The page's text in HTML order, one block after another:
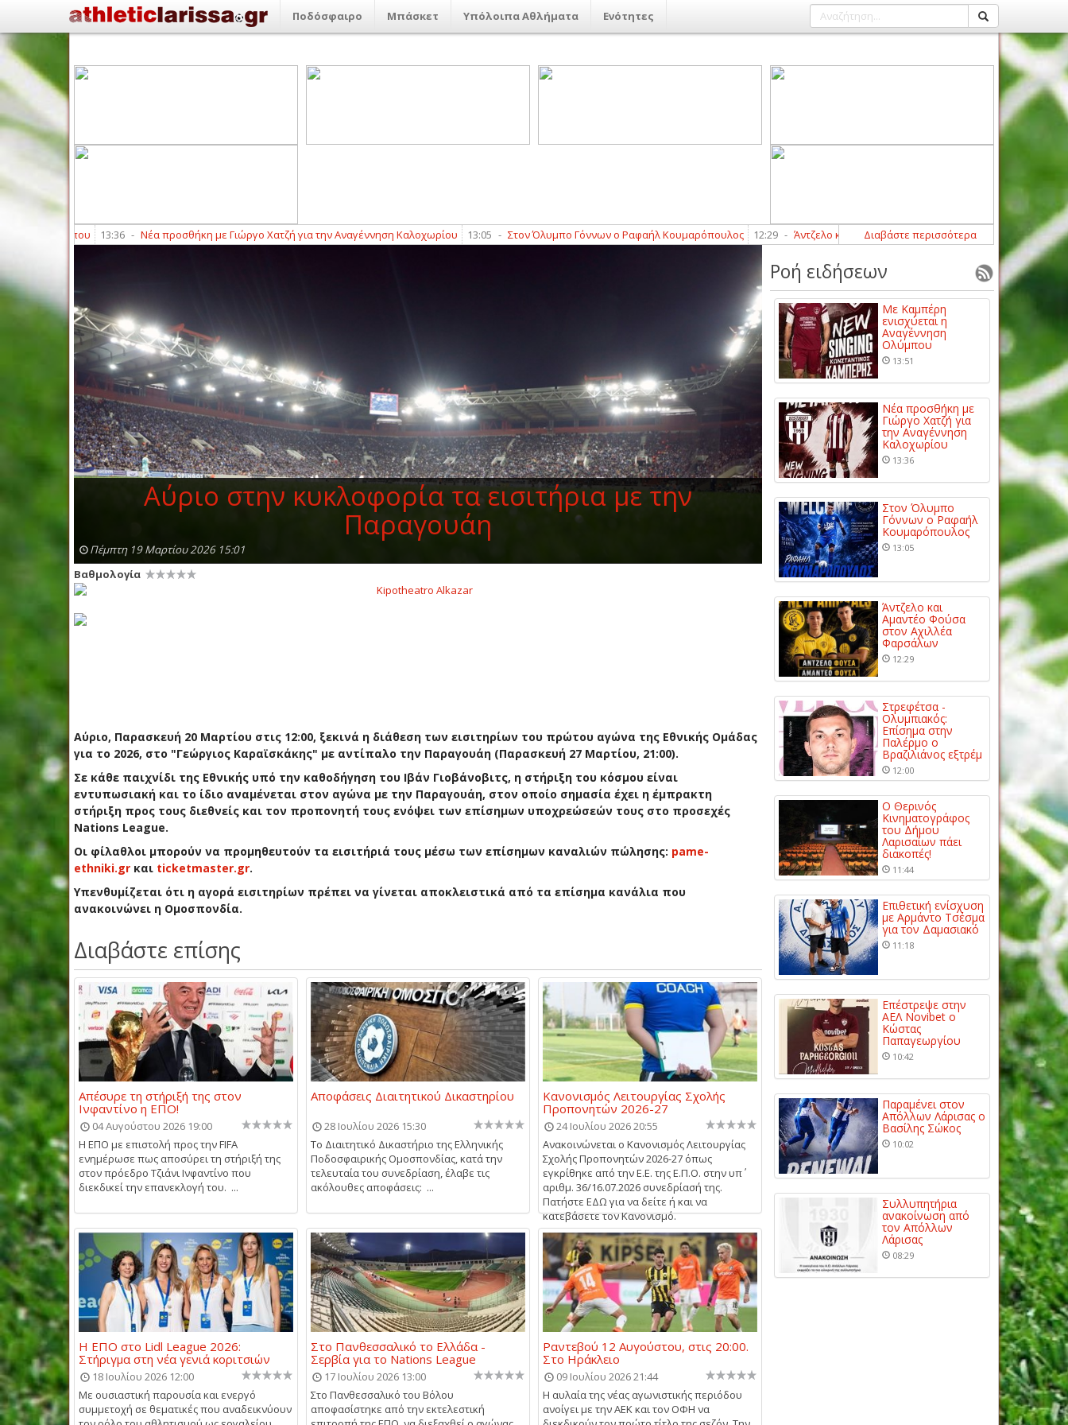
Ποδόσφαιρο Μπάσκετ Υπόλοιπα Αθλήματα Ενότητες
13:36 Νέα προσθήκη με Γιώργο Χατζή για την Αναγέννηση Καλοχωρίου 13:05 Στον Όλυμπο Γόννων ο Ραφαήλ Κουμαρόπουλος 12:29 Άντζελο και Αμαντέο Φούσα στον Αχιλλέα Φαρσάλων 12:00 -
Διαβάστε περισσότερα
Αύριο στην κυκλοφορία τα εισιτήρια με την
Παραγουάη
Πέμπτη 19 Μαρτίου 2026 15:01
Βαθμολογία
Αύριο, Παρασκευή 20 Μαρτίου στις 12:00, ξεκινά η διάθεση των εισιτηρίων του πρώτου αγώνα της Εθνικής Ομάδας
για το 2026, στο "Γεώργιος Καραϊσκάκης" με αντίπαλο την Παραγουάη (Παρασκευή 27 Μαρτίου, 21:00).
Σε κάθε παιχνίδι της Εθνικής υπό την καθοδήγηση του Ιβάν Γιοβάνοβιτς, η στήριξη του κόσμου είναι
εντυπωσιακή και το ίδιο αναμένεται στον αγώνα με την Παραγουάη, στον οποίο σημασία έχει η έμπρακτη
στήριξη προς τους διεθνείς και τον προπονητή τους ενόψει των επίσημων υποχρεώσεών τους στο προσεχές
Nations League.
Οι φίλαθλοι μπορούν να προμηθευτούν τα εισιτήριά τους μέσω των επίσημων καναλιών πώλησης: pame-
ethniki.gr και ticketmaster.gr.
Υπενθυμίζεται ότι η αγορά εισιτηρίων πρέπει να γίνεται αποκλειστικά από τα επίσημα κανάλια που
ανακοινώνει η Ομοσπονδία.
Διαβάστε επίσης
Απέσυρε τη στήριξή της στον
Ινφαντίνο η ΕΠΟ!
04 Αυγούστου 2026 19:00
Η ΕΠΟ με επιστολή προς την FIFA
ενημέρωσε πως αποσύρει τη στήριξή της
στον πρόεδρο Τζιάνι Ινφαντίνο που
διεκδικεί την επανεκλογή του. ...
Αποφάσεις Διαιτητικού Δικαστηρίου
28 Ιουλίου 2026 15:30
Το Διαιτητικό Δικαστήριο της Ελληνικής
Ποδοσφαιρικής Ομοσπονδίας, κατά την
τελευταία του συνεδρίαση, έλαβε τις
ακόλουθες αποφάσεις: ...
Κανονισμός Λειτουργίας Σχολής
Προπονητών 2026-27
24 Ιουλίου 2026 20:55
Ανακοινώνεται ο Κανονισμός Λειτουργίας
Σχολής Προπονητών 2026-27 όπως
εγκρίθηκε από την Ε.Ε. της Ε.Π.Ο. στην υπ΄
αριθμ. 36/16.07.2026 συνεδρίασή της.
Πατήστε ΕΔΩ για να δείτε ή και να
κατεβάσετε τον Κανονισμό.
Η ΕΠΟ στο Lidl League 2026:
Στήριγμα στη νέα γενιά κοριτσιών
18 Ιουλίου 2026 12:00
Με ουσιαστική παρουσία και ενεργό
συμμετοχή σε θεματικές που αναδεικνύουν
Στο Πανθεσσαλικό το Ελλάδα -
Σερβία για το Nations League
17 Ιουλίου 2026 13:00
Στο Πανθεσσαλικό του Βόλου
αποφασίστηκε από την εκτελεστική
Ραντεβού 12 Αυγούστου, στις 20:00.
Στο Ηράκλειο
09 Ιουλίου 2026 21:44
Η αυλαία της νέας αγωνιστικής περιόδου
ανοίγει με την ΑΕΚ και τον ΟΦΗ να
Ροή ειδήσεων
Με Καμπέρη
ενισχύεται η
Αναγέννηση
Ολύμπου
13:51
Νέα προσθήκη με
Γιώργο Χατζή για
την Αναγέννηση
Καλοχωρίου
13:36
Στον Όλυμπο
Γόννων ο Ραφαήλ
Κουμαρόπουλος
13:05
Άντζελο και
Αμαντέο Φούσα
στον Αχιλλέα
Φαρσάλων
12:29
Στρεφέτσα -
Ολυμπιακός:
Επίσημα στην
Παλέρμο ο
Βραζιλιάνος εξτρέμ
12:00
Ο Θερινός
Κινηματογράφος
του Δήμου
Λαρισαίων πάει
διακοπές!
11:44
Επιθετική ενίσχυση
με Αρμάντο Τσέσμα
για τον Δαμασιακό
11:18
Επέστρεψε στην
ΑΕΛ Novibet ο
Κώστας
Παπαγεωργίου
10:42
Παραμένει στον
Απόλλων Λάρισας ο
Βασίλης Σώκος
10:02
Συλλυπητήρια
ανακοίνωση από
τον Απόλλων
Λάρισας
08:29